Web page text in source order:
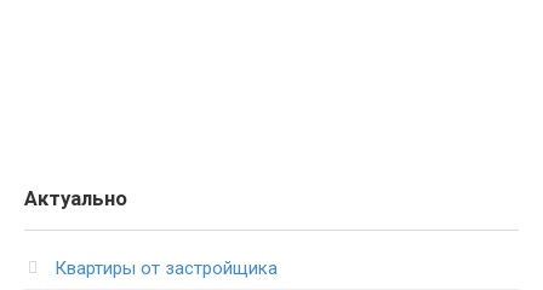
Актуально
Квартиры от застройщика